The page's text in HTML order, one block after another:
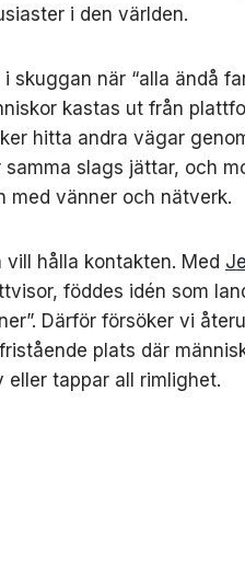
i den världen.
när “alla ändå
kastas ut från
hitta andra vägar
slags jättar, och
med vänner och nätverk.
hålla kontakten. Med
föddes idén som
Därför försöker vi
plats där
tappar all rimlighet.